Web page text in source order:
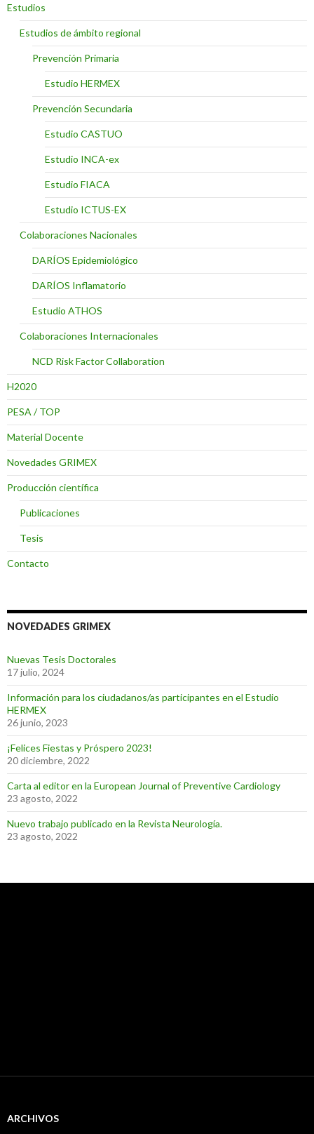
Estudios
Estudios de ámbito regional
Prevención Primaria
Estudio HERMEX
Prevención Secundaria
Estudio CASTUO
Estudio INCA-ex
Estudio FIACA
Estudio ICTUS-EX
Colaboraciones Nacionales
DARÍOS Epidemiológico
DARÍOS Inflamatorio
Estudio ATHOS
Colaboraciones Internacionales
NCD Risk Factor Collaboration
H2020
PESA / TOP
Material Docente
Novedades GRIMEX
Producción científica
Publicaciones
Tesis
Contacto
NOVEDADES GRIMEX
Nuevas Tesis Doctorales
17 julio, 2024
Información para los ciudadanos/as participantes en el Estudio
HERMEX
26 junio, 2023
¡Felices Fiestas y Próspero 2023!
20 diciembre, 2022
Carta al editor en la European Journal of Preventive Cardiology
23 agosto, 2022
Nuevo trabajo publicado en la Revista Neurología.
23 agosto, 2022
ARCHIVOS